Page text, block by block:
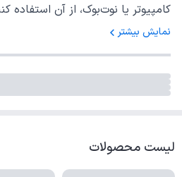
کامپیوتر یا نوت‌بوک، از آن استفاده
طول کابل آزادی عمل بالایی را
آیا هاب کی نت H4 با دستگاه‌های USB 1.1 نیز سازگار است؟
نمایش بیشتر
لیست محصولات